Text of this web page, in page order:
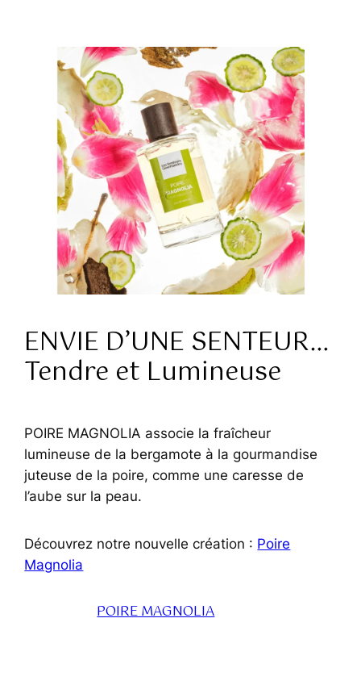
ENVIE D’UNE SENTEUR…
Tendre et Lumineuse
POIRE MAGNOLIA associe la fraîcheur
lumineuse de la bergamote à la gourmandise
juteuse de la poire, comme une caresse de
l’aube sur la peau.
Découvrez notre nouvelle création : Poire
Magnolia
POIRE MAGNOLIA